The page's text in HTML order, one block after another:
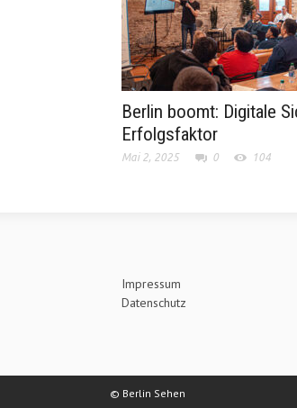
Berlin boomt: Digitale
Erfolgsfaktor
Mai 2, 2025 0 104
Impressum
Datenschutz
© Berlin Sehen